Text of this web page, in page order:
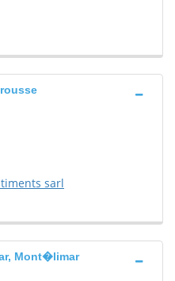
sarl
Mont�limar